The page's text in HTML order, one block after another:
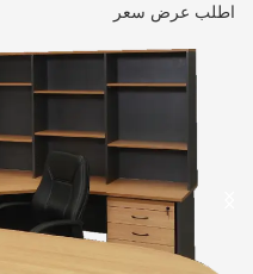
اطلب عرض سعر